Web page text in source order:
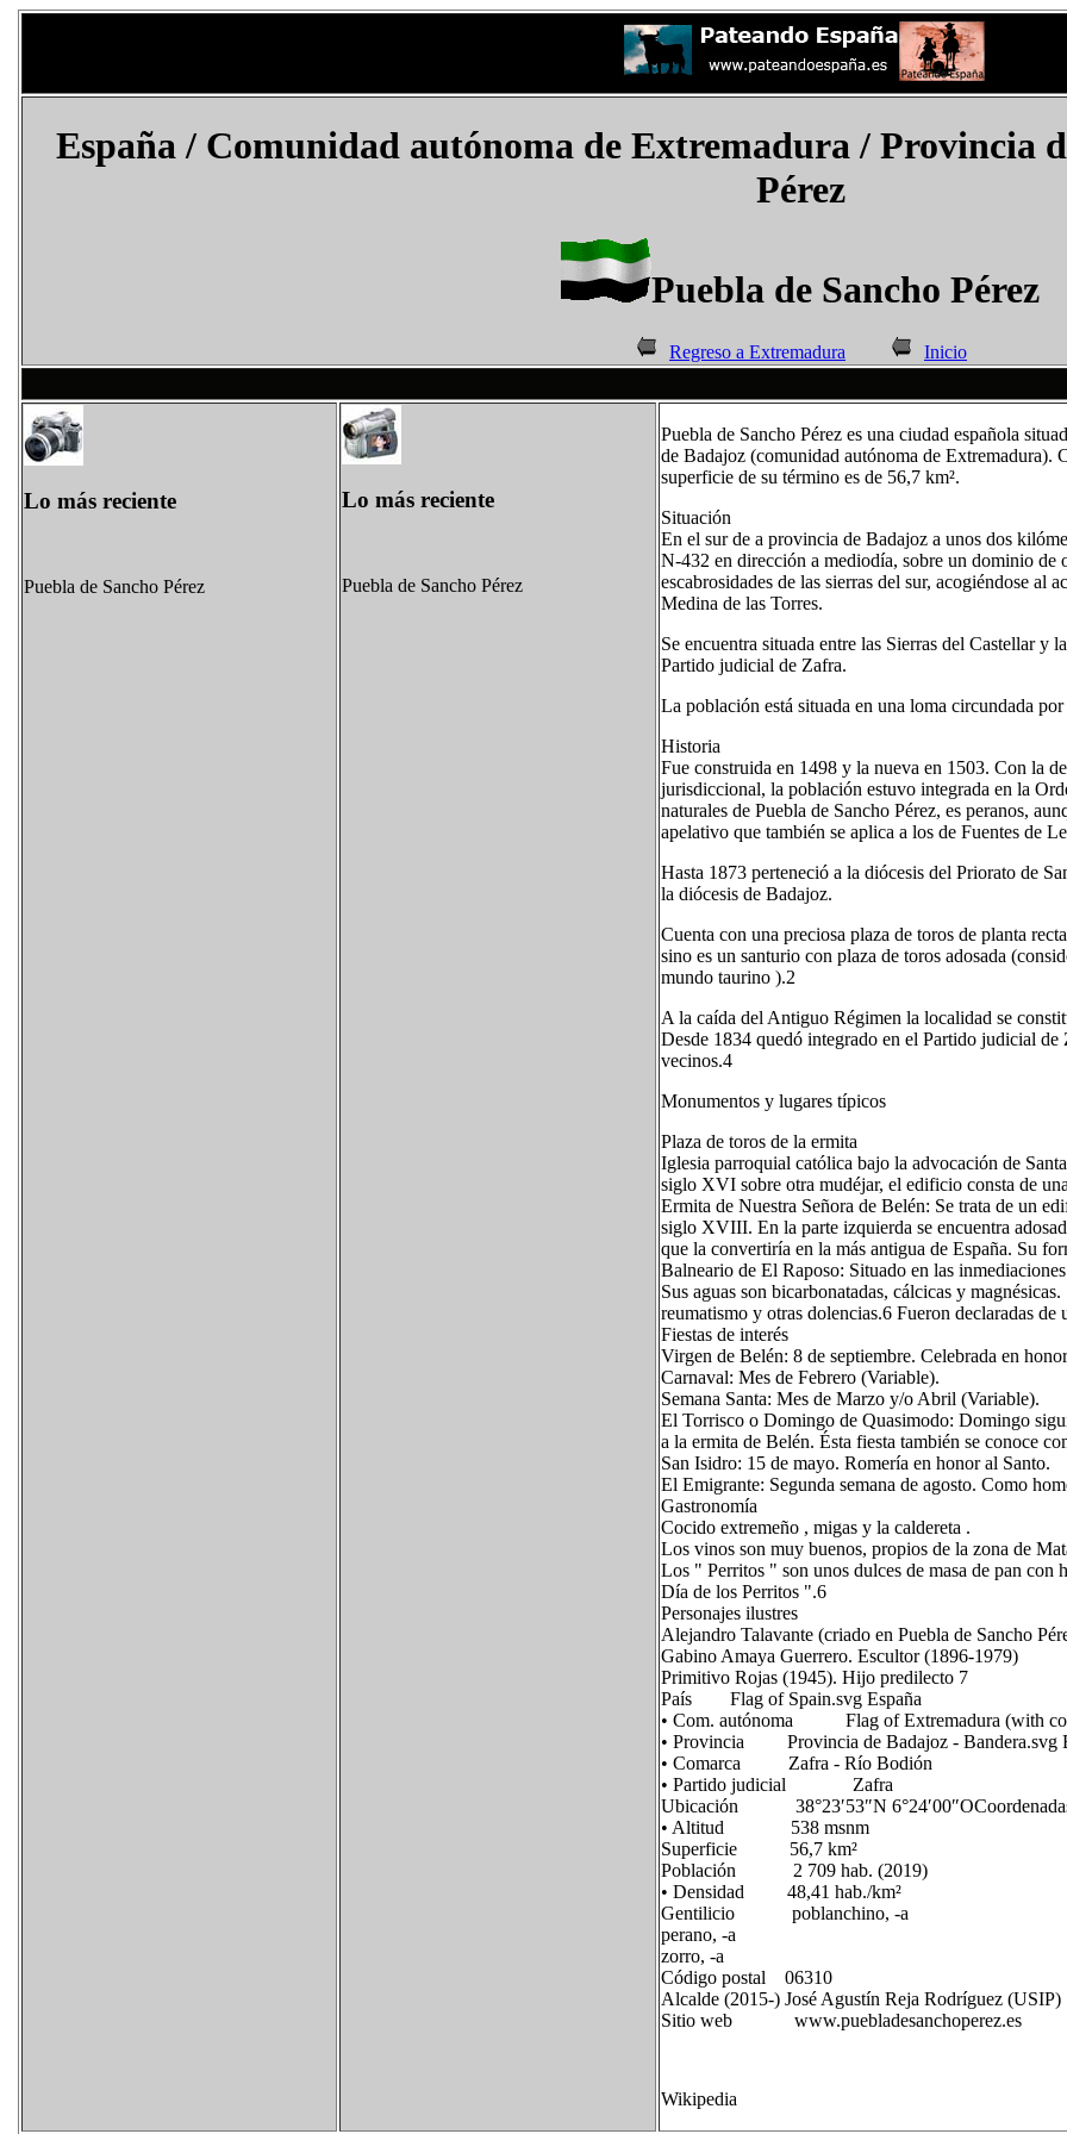
España/ Comunidad autónoma de Extremadura/ Provincia
Pérez
Puebla de Sancho Pérez
Regreso a Extremadura Inicio
Lo más reciente
Puebla de Sancho Pérez
Lo más reciente
Puebla de Sancho Pérez
Puebla de Sancho Pérez es una ciudad española
de Badajoz (comunidad autónoma de Extremadura).
superficie de su término es de 56,7 km².
Situación
En el sur de a provincia de Badajoz a unos dos
N-432 en dirección a mediodía, sobre un dominio de
escabrosidades de las sierras del sur, acogiéndose al
Medina de las Torres.
Se encuentra situada entre las Sierras del Castellar
Partido judicial de Zafra.
La población está situada en una loma circundada
Historia
Fue construida en 1498 y la nueva en 1503. Con la
jurisdiccional, la población estuvo integrada en la
naturales de Puebla de Sancho Pérez, es peranos,
apelativo que también se aplica a los de Fuentes de
Hasta 1873 perteneció a la diócesis del Priorato de
la diócesis de Badajoz.
Cuenta con una preciosa plaza de toros de planta
sino es un santurio con plaza de toros adosada
mundo taurino ).2​
A la caída del Antiguo Régimen la localidad se
Desde 1834 quedó integrado en el Partido judicial
vecinos.4​
Monumentos y lugares típicos
Plaza de toros de la ermita
Iglesia parroquial católica bajo la advocación de
siglo XVI sobre otra mudéjar, el edificio consta de
Ermita de Nuestra Señora de Belén: Se trata de un
siglo XVIII. En la parte izquierda se encuentra
que la convertiría en la más antigua de España. Su
Balneario de El Raposo: Situado en las
Sus aguas son bicarbonatadas, cálcicas y
reumatismo y otras dolencias.6​ Fueron declaradas
Fiestas de interés
Virgen de Belén: 8 de septiembre. Celebrada en
Carnaval: Mes de Febrero (Variable).
Semana Santa: Mes de Marzo y/o Abril (Variable).
El Torrisco o Domingo de Quasimodo: Domingo
a la ermita de Belén. Ésta fiesta también se conoce
San Isidro: 15 de mayo. Romería en honor al Santo.
El Emigrante: Segunda semana de agosto. Como
Gastronomía
Cocido extremeño , migas y la caldereta .
Los vinos son muy buenos, propios de la zona de
Los " Perritos " son unos dulces de masa de pan con
Día de los Perritos ".6​
Personajes ilustres
Alejandro Talavante (criado en Puebla de Sancho
Gabino Amaya Guerrero. Escultor (1896-1979)
Primitivo Rojas (1945). Hijo predilecto 7​
País Flag of Spain.svg España
• Com. autónoma Flag of Extremadura (with
• Provincia Provincia de Badajoz - Bandera.svg
• Comarca Zafra - Río Bodión
• Partido judicial Zafra
Ubicación 38°23′53″N 6°24′00″OCoordenadas:
• Altitud 538 msnm
Superficie 56,7 km²
Población 2 709 hab. (2019)
• Densidad 48,41 hab./km²
Gentilicio poblanchino, -a
perano, -a
zorro, -a
Código postal 06310
Alcalde (2015-) José Agustín Reja Rodríguez (USIP)
Sitio web www.puebladesanchoperez.es
Wikipedia